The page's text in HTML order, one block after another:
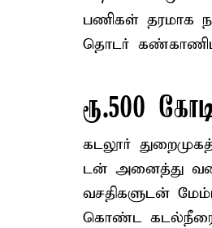
பணிகள் தரமாக
தொடர்
ரூ.500
கடலூர்
டன் அனைத்து
வசதிகளுடன்
கொண்ட கடல்நீரை